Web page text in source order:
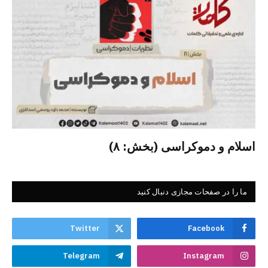
اسلام و دموکراسی (بخش: ۸)
ما را در صفحات مجازی دنبال کنید
Facebook
Twitter
Instagram
Telegram